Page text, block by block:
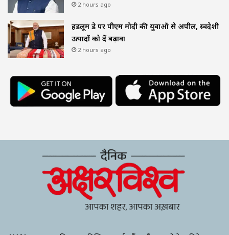
2 hours ago
हैंडलूम डे पर पीएम मोदी की युवाओं से अपील, स्वदेशी
उत्पादों को दें बढ़ावा
2 hours ago